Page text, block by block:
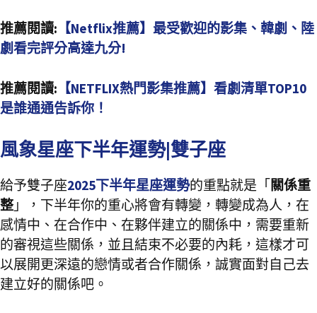
推薦閱讀: 【Netflix推薦】最受歡迎的影集、韓劇、陸
劇看完評分高達九分!
推薦閱讀: 【NETFLIX熱門影集推薦】看劇清單TOP10
是誰通通告訴你！
風象星座下半年運勢|雙子座
給予雙子座2025下半年星座運勢的重點就是「關係重
整」，下半年你的重心將會有轉變，轉變成為人，在
感情中、在合作中、在夥伴建立的關係中，需要重新
的審視這些關係，並且結束不必要的內耗，這樣才可
以展開更深遠的戀情或者合作關係，誠實面對自己去
建立好的關係吧。